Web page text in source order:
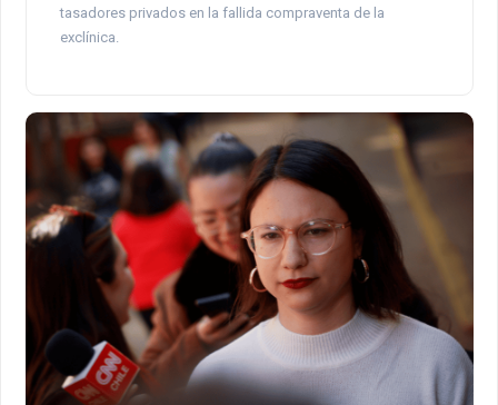
tasadores privados en la fallida compraventa de la
exclínica.